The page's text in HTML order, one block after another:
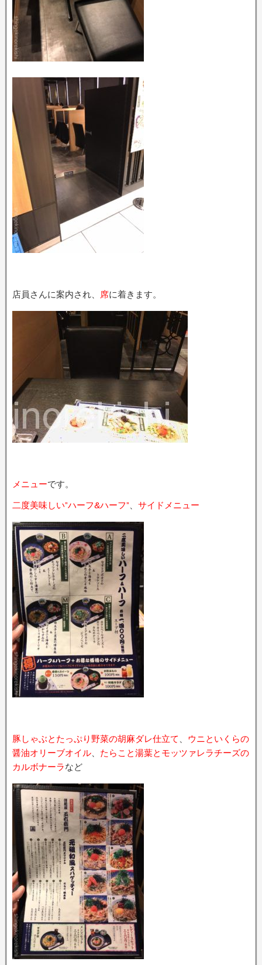
店員さんに案内され、 席に着きます。
メニューです。
二度美味しい”ハーフ&ハーフ” サイドメニュー
豚しゃぶとたっぷり野菜の胡麻ダレ仕立て
ウニといくらの
醤油オリーブオイル
たらこと湯葉とモッツァレラチーズの
カルボナーラなど